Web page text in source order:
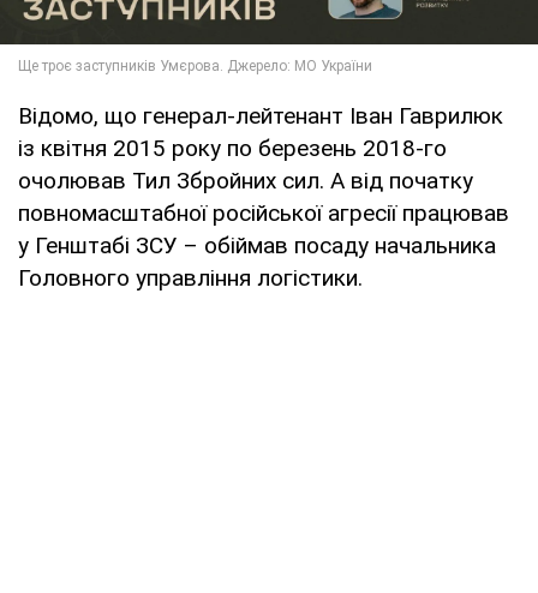
Відомо, що генерал-лейтенант Іван Гаврилюк
із квітня 2015 року по березень 2018-го
очолював Тил Збройних сил. А від початку
повномасштабної російської агресії працював
у Генштабі ЗСУ – обіймав посаду начальника
Головного управління логістики.